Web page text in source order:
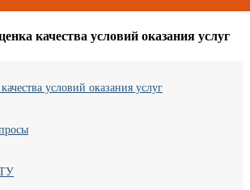
качества условий оказания услуг
условий оказания услуг